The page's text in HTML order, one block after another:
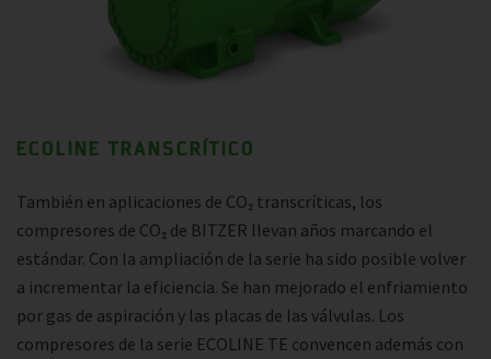
ECOLINE TRANSCRÍTICO
También en aplicaciones de CO₂ transcríticas, los
compresores de CO₂ de BITZER llevan años marcando el
estándar. Con la ampliación de la serie ha sido posible volver
a incrementar la eficiencia. Se han mejorado el enfriamiento
por gas de aspiración y las placas de las válvulas. Los
compresores de la serie ECOLINE TE convencen además con